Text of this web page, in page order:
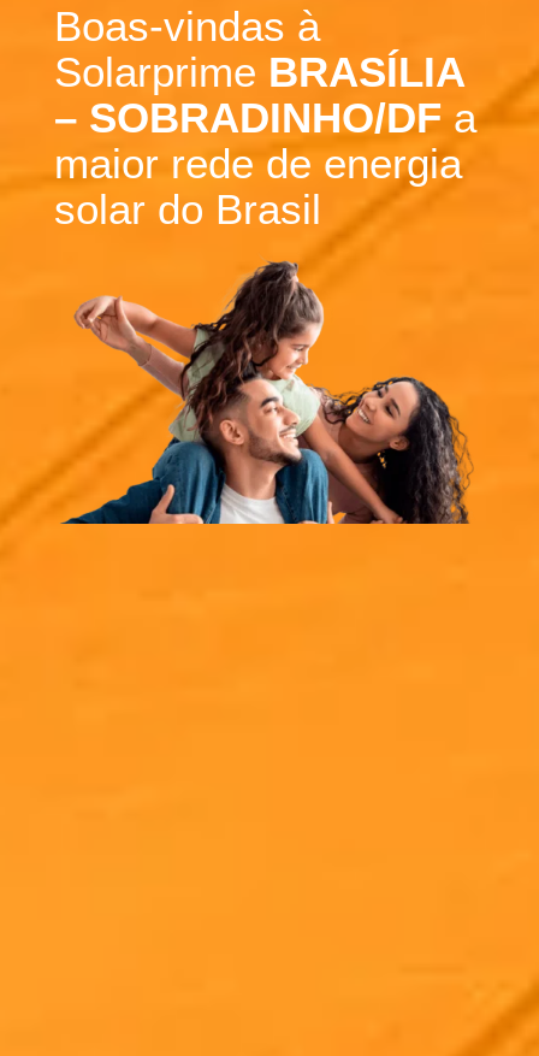
Boas-vindas à
Solarprime BRASÍLIA
– SOBRADINHO/DFa
maior rede de energia
solar do Brasil